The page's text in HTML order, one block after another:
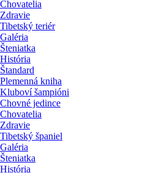
Chovatelia
Zdravie
Tibetský teriér
Galéria
Šteniatka
História
Štandard
Plemenná kniha
Kluboví šampióni
Chovné jedince
Chovatelia
Zdravie
Tibetský španiel
Galéria
Šteniatka
História